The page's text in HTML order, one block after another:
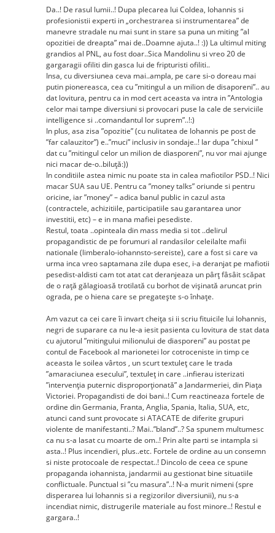
Da..! De rasul lumii..! Dupa plecarea lui Coldea, Iohannis si
profesionistii experti in „orchestrarea si instrumentarea” de
manevre stradale nu mai sunt in stare sa puna un miting ”al
opozitiei de dreapta” mai de..Doamne ajuta..! :)) La ultimul miting
grandios al PNL, au fost doar..Sica Mandolinu si vreo 20 de
gargaragii ofiliti din gasca lui de fripturisti ofiliti..
Insa, cu diversiunea ceva mai..ampla, pe care si-o doreau mai
putin pionereasca, cea cu ”mitingul a un milion de disaporeni”.. au
dat lovitura, pentru ca in mod cert aceasta va intra in ”Antologia
celor mai tampe diversiuni si provocari puse la cale de serviciile
intelligence si ..comandantul lor suprem”..!:)
In plus, asa zisa ”opozitie” (cu nulitatea de Iohannis pe post de
”far calauzitor”) e..”muci” inclusiv in sondaje..! Iar dupa ”chixul ”
dat cu ”mitingul celor un milion de diasporeni”, nu vor mai ajunge
nici macar de-o..biluță:))
In conditiile astea nimic nu poate sta in calea mafiotilor PSD..! Nici
macar SUA sau UE. Pentru ca ”money talks” oriunde si pentru
oricine, iar ”money” – adica banul public in cazul asta
(contractele, achizitiile, participatiile sau garantarea unor
investitii, etc) – e in mana mafiei pesediste.
Restul, toata ..opinteala din mass media si tot ..delirul
propagandistic de pe forumuri al randasilor celeilalte mafii
nationale (limberalo-iohannsto-sereiste), care a fost si care va
urma inca vreo saptamana zile dupa esec, i-a deranjat pe mafiotii
pesedist-aldisti cam tot atat cat deranjeaza un pârț fâsâit scăpat
de o rață gălagioasă trotilată cu borhot de vișinată aruncat prin
ograda, pe o hiena care se pregatește s-o înhațe.
Am vazut ca cei care îi invart cheița si ii scriu fituicile lui Iohannis,
negri de suparare ca nu le-a iesit pasienta cu lovitura de stat data
cu ajutorul ”mitingului milionului de diasporeni” au postat pe
contul de Facebook al marionetei lor cotroceniste in timp ce
aceasta le soilea vârtos , un scurt textuleț care le trada
”amaraciunea esecului”, textuleț in care ..infierau isterizati
”intervenţia puternic disproporţionată” a Jandarmeriei, din Piaţa
Victoriei. Propagandisti de doi bani..! Cum reactineaza fortele de
ordine din Germania, Franta, Anglia, Spania, Italia, SUA, etc,
atunci cand sunt provocate si ATACATE de diferite grupuri
violente de manifestanti..? Mai..”bland”..? Sa spunem multumesc
ca nu s-a lasat cu moarte de om..! Prin alte parti se intampla si
asta..! Plus incendieri, plus..etc. Fortele de ordine au un consemn
si niste protocoale de respectat..! Dincolo de ceea ce spune
propaganda iohannista, jandarmii au gestionat bine situatiile
conflictuale. Punctual si ”cu masura”..! N-a murit nimeni (spre
disperarea lui Iohannis si a regizorilor diversiunii), nu s-a
incendiat nimic, distrugerile materiale au fost minore..! Restul e
gargara..!